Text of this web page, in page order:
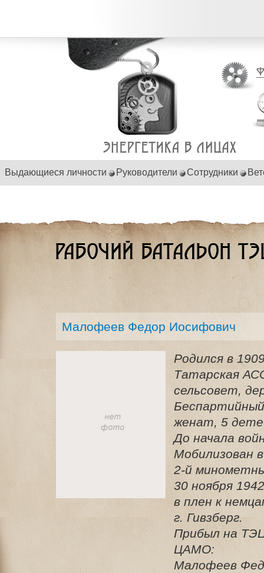
Выдающиеся личности Руководители Сотрудники
Малофеев Федор Иосифович
Родился в
Татарская
сельсовет,
женат, 5
До начала
Мобилизован
2-й
30 ноября
в плен к
г. Гивзберг.
Прибыл на
ЦАМО:
Малофеев